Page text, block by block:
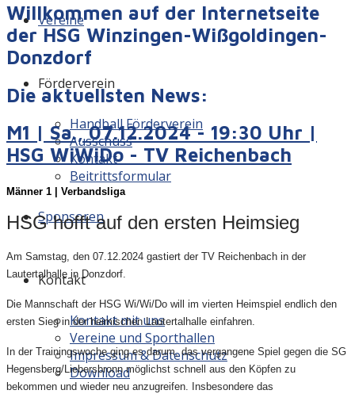
Vereine
Förderverein
Handball Förderverein
Ausschuss
Kontakt
Beitrittsformular
Sponsoren
Kontakt
Kontakt mit uns
Vereine und Sporthallen
Impressum & Datenschutz
Download
Willkommen auf der Internetseite
der HSG Winzingen-Wißgoldingen-
Donzdorf
Die aktuellsten News:
M1 | Sa., 07.12.2024 - 19:30 Uhr |
HSG WiWiDo - TV Reichenbach
Männer 1 | Verbandsliga
HSG hofft auf den ersten Heimsieg
Am Samstag, den 07.12.2024 gastiert der TV Reichenbach in der
Lautertalhalle in Donzdorf.
Die Mannschaft der HSG Wi/Wi/Do will im vierten Heimspiel endlich den
ersten Sieg in der heimischen Lautertalhalle einfahren.
In der Trainingswoche ging es darum, das vergangene Spiel gegen die SG
Hegensberg/Liebersbronn möglichst schnell aus den Köpfen zu
bekommen und wieder neu anzugreifen. Insbesondere das